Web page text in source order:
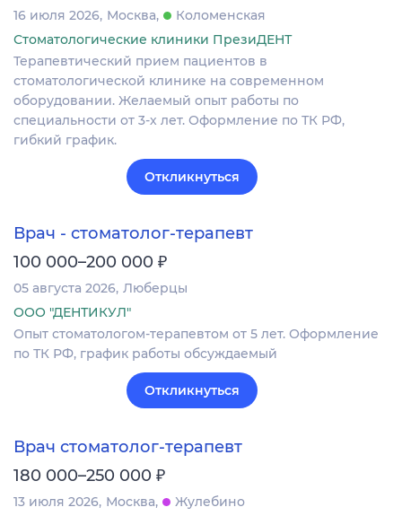
16 июля 2026 Москва
Коломенская
Стоматологические клиники ПрезиДЕНТ
Терапевтический прием пациентов в
стоматологической клинике на современном
оборудовании. Желаемый опыт работы по
специальности от 3-х лет. Оформление по ТК РФ,
гибкий график.
Откликнуться
Врач - стоматолог-терапевт
100 000–200 000 ₽
05 августа 2026 Люберцы
ООО "ДЕНТИКУЛ"
Опыт стоматологом-терапевтом от 5 лет. Оформление
по ТК РФ, график работы обсуждаемый
Откликнуться
Врач стоматолог-терапевт
180 000–250 000 ₽
13 июля 2026 Москва
Жулебино